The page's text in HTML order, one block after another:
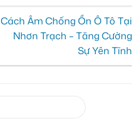
Cách Âm Chống Ồn Ô Tô Tại
Nhơn Trạch – Tăng Cường
Sự Yên Tĩnh